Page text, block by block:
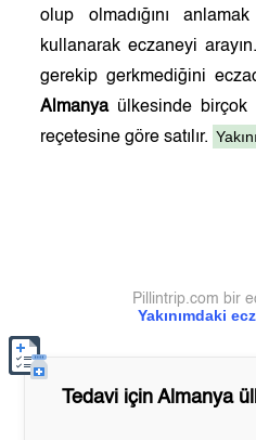
olup olmadığını
kullanarak eczaneyi
gerekip gerkmediğini
Almanyaülkesinde birçok
reçetesine göre satılır.
Yakınımdaki
Pillintrip.com bir
Tedavi için Almanya